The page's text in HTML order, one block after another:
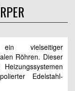
vielseitiger
Röhren. Dieser
Edelstahl-